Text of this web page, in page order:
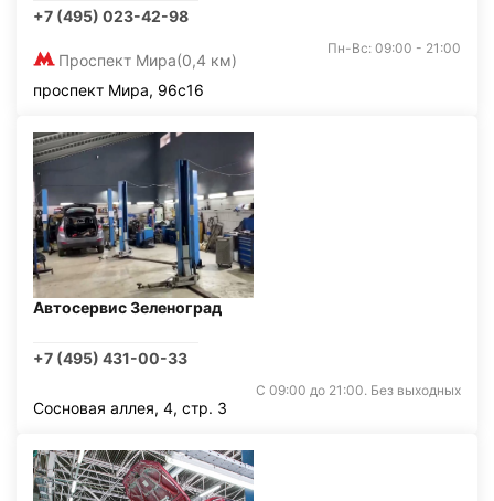
+7 (495) 023-42-98
Проспект Мира(0,4 км)
Пн-Вс: 09:00 - 21:00
проспект Мира, 96с16
Автосервис Зеленоград
+7 (495) 431-00-33
С 09:00 до 21:00. Без выходных
Сосновая аллея, 4, стр. 3